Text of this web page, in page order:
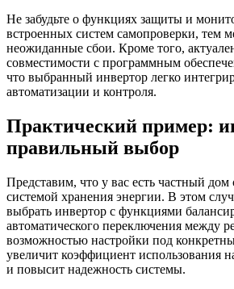
Не забудьте о функциях защиты и
встроенных систем самопроверки, тем
неожиданные сбои. Кроме того,
совместимости с программным
что выбранный инвертор легко
автоматизации и контроля.
Практический пример:
правильный выбор
Представим, что у вас есть частный дом
системой хранения энергии. В этом
выбрать инвертор с функциями
автоматического переключения между
возможностью настройки под
увеличит коэффициент использования
и повысит надежность системы.